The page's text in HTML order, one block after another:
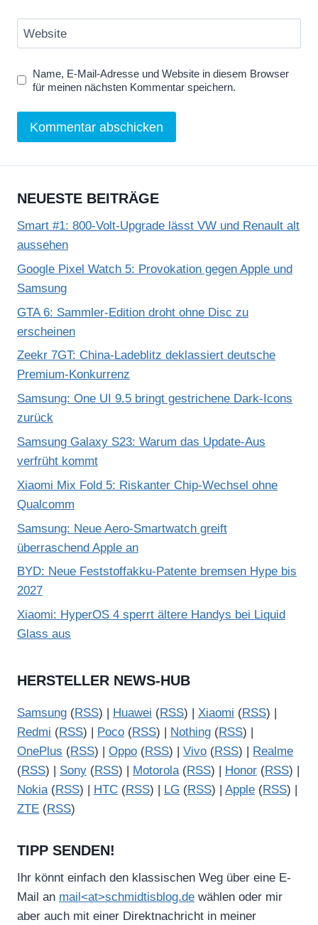
Website
Name, E-Mail-Adresse und Website in diesem Browser
für meinen nächsten Kommentar speichern.
NEUESTE BEITRÄGE
Smart #1: 800-Volt-Upgrade lässt VW und Renault alt
aussehen
Google Pixel Watch 5: Provokation gegen Apple und
Samsung
GTA 6: Sammler-Edition droht ohne Disc zu
erscheinen
Zeekr 7GT: China-Ladeblitz deklassiert deutsche
Premium-Konkurrenz
Samsung: One UI 9.5 bringt gestrichene Dark-Icons
zurück
Samsung Galaxy S23: Warum das Update-Aus
verfrüht kommt
Xiaomi Mix Fold 5: Riskanter Chip-Wechsel ohne
Qualcomm
Samsung: Neue Aero-Smartwatch greift
überraschend Apple an
BYD: Neue Feststoffakku-Patente bremsen Hype bis
2027
Xiaomi: HyperOS 4 sperrt ältere Handys bei Liquid
Glass aus
HERSTELLER NEWS-HUB
Samsung (RSS) | Huawei (RSS) | Xiaomi (RSS) |
Redmi (RSS) | Poco (RSS) | Nothing (RSS) |
OnePlus (RSS) | Oppo (RSS) | Vivo (RSS) | Realme
(RSS) | Sony (RSS) | Motorola(RSS) | Honor (RSS) |
Nokia(RSS) | HTC (RSS) | LG (RSS) | Apple (RSS) |
ZTE (RSS)
TIPP SENDEN!
Ihr könnt einfach den klassischen Weg über eine E-
Mail an mail<at>schmidtisblog.de wählen oder mir
aber auch mit einer Direktnachricht in meiner